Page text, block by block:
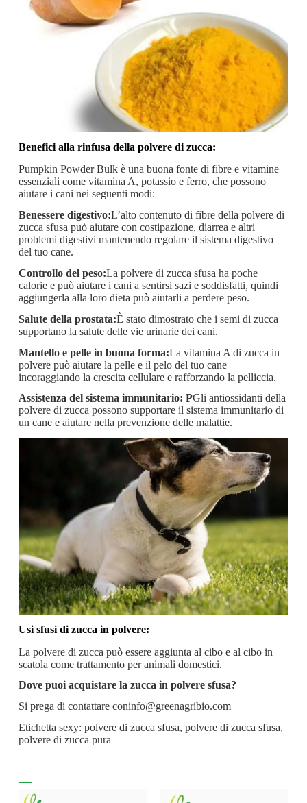
Benefici alla rinfusa della polvere di zucca:
Pumpkin Powder Bulk è una buona fonte di fibre e vitamine
essenziali come vitamina A, potassio e ferro, che possono
aiutare i cani nei seguenti modi:
Benessere digestivo:L’alto contenuto di fibre della polvere di
zucca sfusa può aiutare con costipazione, diarrea e altri
problemi digestivi mantenendo regolare il sistema digestivo
del tuo cane.
Controllo del peso:La polvere di zucca sfusa ha poche
calorie e può aiutare i cani a sentirsi sazi e soddisfatti, quindi
aggiungerla alla loro dieta può aiutarli a perdere peso.
Salute della prostata:È stato dimostrato che i semi di zucca
supportano la salute delle vie urinarie dei cani.
Mantello e pelle in buona forma:La vitamina A di zucca in
polvere può aiutare la pelle e il pelo del tuo cane
incoraggiando la crescita cellulare e rafforzando la pelliccia.
Assistenza del sistema immunitario: PGli antiossidanti della
polvere di zucca possono supportare il sistema immunitario di
un cane e aiutare nella prevenzione delle malattie.
Usi sfusi di zucca in polvere:
La polvere di zucca può essere aggiunta al cibo e al cibo in
scatola come trattamento per animali domestici.
Dove puoi acquistare la zucca in polvere sfusa?
Si prega di contattare coninfo@greenagribio.com
Etichetta sexy: polvere di zucca sfusa, polvere di zucca sfusa,
polvere di zucca pura